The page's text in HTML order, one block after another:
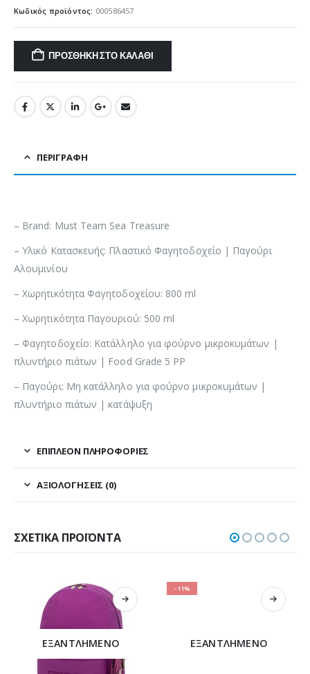
Κωδικός προϊόντος: 000586457
ΠΡΟΣΘΉΚΗ ΣΤΟ ΚΑΛΆΘΙ
ΠΕΡΙΓΡΑΦΉ
– Brand: Must Team Sea Treasure
– Υλικό Κατασκευής: Πλαστικό Φαγητοδοχείο | Παγούρι
Αλουμινίου
– Χωρητικότητα Φαγητοδοχείου: 800 ml
– Χωρητικότητα Παγουριού: 500 ml
– Φαγητοδοχείο: Κατάλληλο για φούρνο μικροκυμάτων |
πλυντήριο πιάτων | Food Grade 5 PP
– Παγούρι: Μη κατάλληλο για φούρνο μικροκυμάτων |
πλυντήριο πιάτων | κατάψυξη
ΕΠΙΠΛΈΟΝ ΠΛΗΡΟΦΟΡΊΕΣ
ΑΞΙΟΛΟΓΉΣΕΙΣ (0)
ΣΧΕΤΙΚΆ ΠΡΟΪΌΝΤΑ
ΕΞΑΝΤΛΗΜΈΝΟ
-11%
ΕΞΑΝΤΛΗΜΈΝΟ